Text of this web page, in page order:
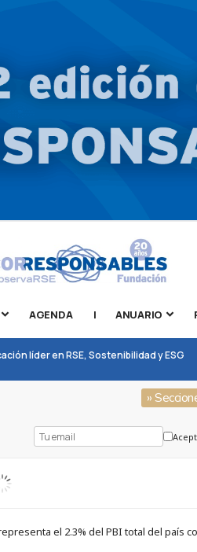
AGENDA | ANUARIO
líder en RSE, Sostenibilidad y ESG
»
el 2.3% del PBI total del país